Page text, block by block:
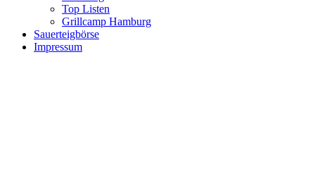
Top Listen
Grillcamp Hamburg
Sauerteigbörse
Impressum